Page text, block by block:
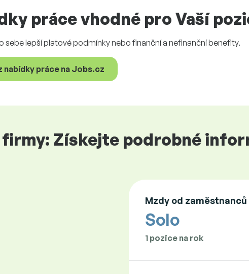
prácevhodné pro Vaší
sebe lepší platové podmínky nebo finanční a nefinanční benefity.
nabídky práce na Jobs.cz
Získejte podrobné
Mzdy od zaměstnanců
Solo
1 pozice na rok